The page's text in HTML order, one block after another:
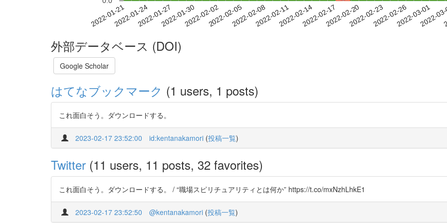
2022-01-212022-01-242022-01-272022-01-302022-02-022022-02-052022-02-082022-02-112022-02-142022-02-172022-02-202022-02-232022-02-262022-03-01
2022-
外部データベース (DOI)
Google Scholar
はてなブックマーク (1 users, 1 posts)
これ面白そう。ダウンロードする。
2023-02-17 23:52:00 id:kentanakamori (投稿一覧)
Twitter (11 users, 11 posts, 32 favorites)
これ面白そう。ダウンロードする。 / “職場スピリチュアリティとは何か” https://t.co/mxNzhLhkE1
2023-02-17 23:52:50 @kentanakamori (投稿一覧)